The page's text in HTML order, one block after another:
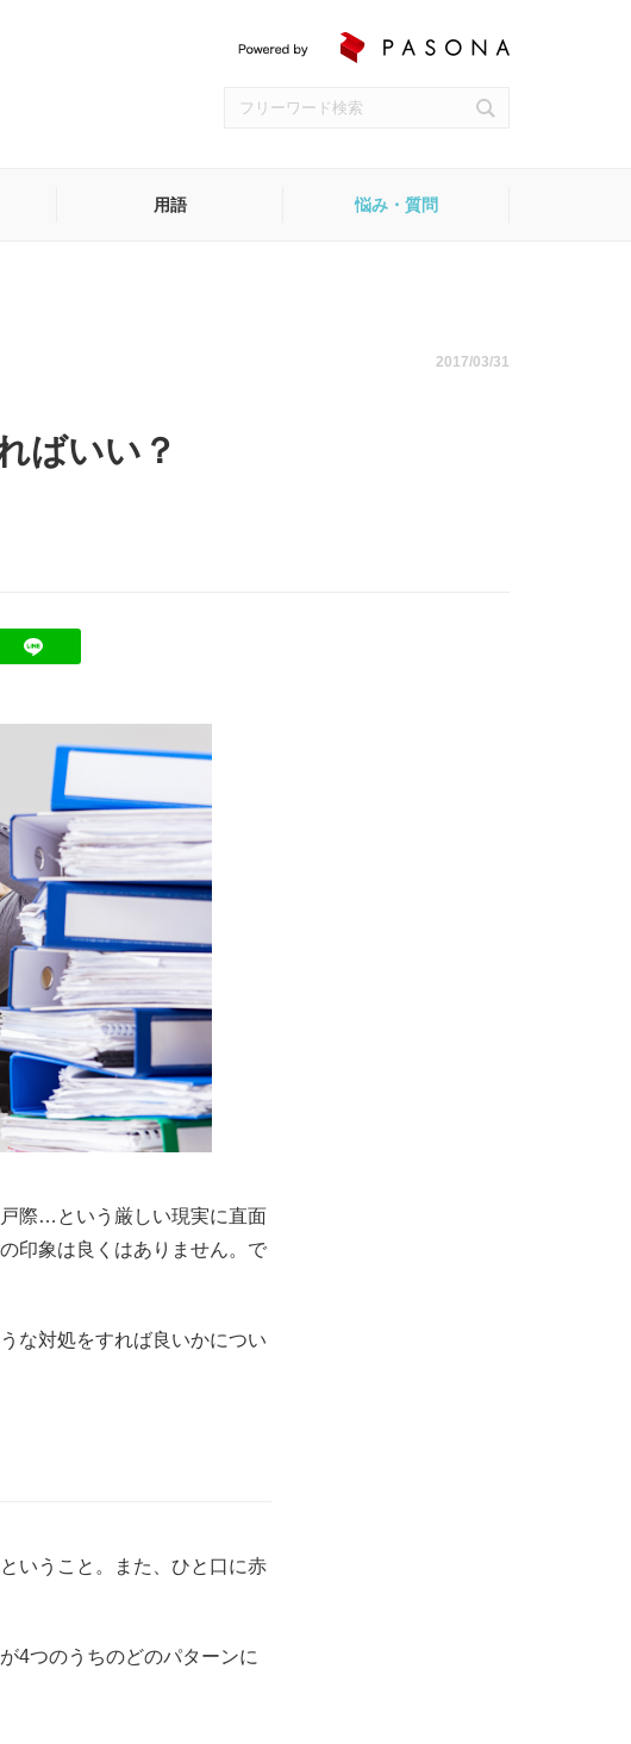
用語 悩み・質問
2017/03/31
ばいい？
際…という厳しい現実に直面
印象は良くはありません。で
な対処をすれば良いかについ
いうこと。また、ひと口に赤
4つのうちのどのパターンに